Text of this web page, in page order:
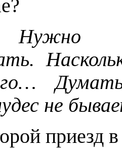
не
приезд